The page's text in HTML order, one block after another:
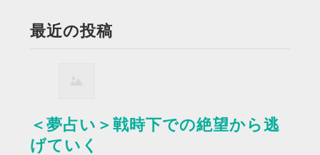
最近の投稿
＜夢占い＞戦時下での絶望から逃
げていく